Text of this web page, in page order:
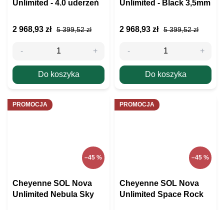
Unlimited - 4.0 uderzeń
5 399,52 zł
2 968,93 zł
Do koszyka
Unlimited - Black 3,5mm
5 399,52 zł
2 968,93 zł
Do koszyka
PROMOCJA
–45 %
Cheyenne SOL Nova
Unlimited Nebula Sky
PROMOCJA
–45 %
Cheyenne SOL Nova
Unlimited Space Rock